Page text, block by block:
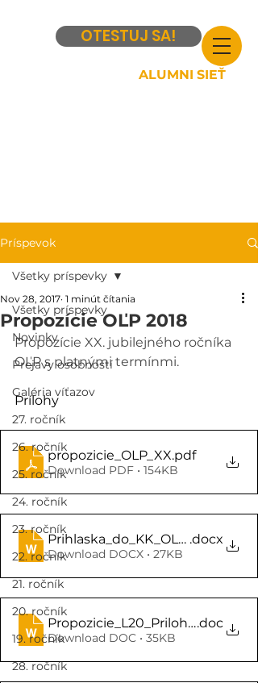
OTESTUJ SA!
ALUMNI SIEŤ
Príspevok
Všetky príspevky
Novinky
Prejavy osobností
Galéria víťazov
27. ročník
26. ročník
25. ročník
24. ročník
23. ročník
22. ročník
21. ročník
20. ročník
19. ročník
28. ročník
Všetky príspevky
Propozície OĽP 2018
Nov 28, 2017 1 minút čítania
Propozície XX. jubilejného ročníka
OĽP s platnými termínmi.
Prílohy
propozicie_OLP_XX.pdf
Download PDF • 154KB
Prihlaska_do_KK_OLP_XX
.docx
Download DOCX • 27KB
Propozicie_L20_Priloha_1.doc
Download DOC • 35KB